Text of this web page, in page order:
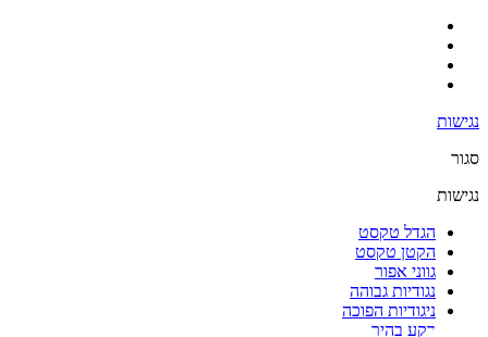
נגישות
סגור
נגישות
הגדל טקסט
הקטן טקסט
גווני אפור
נגודיות גבוהה
ניגודיות הפוכה
רקע בהיר